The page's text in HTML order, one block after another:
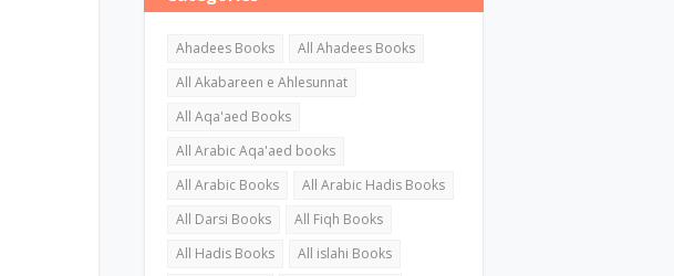
Ahadees Books
All Ahadees Books
All Akabareen e Ahlesunnat
All Aqa'aed Books
All Arabic Aqa'aed books
All Arabic Books
All Arabic Hadis Books
All Darsi Books
All Fiqh Books
All Hadis Books
All islahi Books